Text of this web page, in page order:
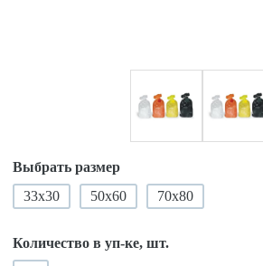
Выбрать размер
50х60
70х80
33х30
Количество в уп-ке, шт.